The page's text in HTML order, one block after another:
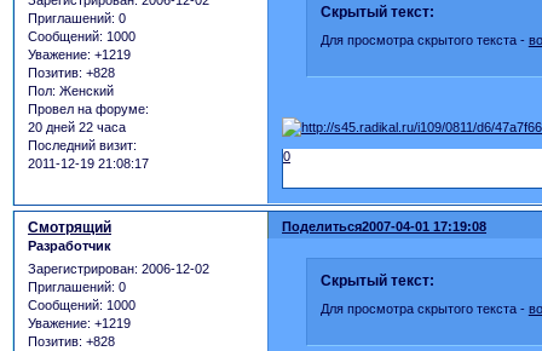
Приглашений: 0
Сообщений: 1000
Уважение: +1219
Позитив: +828
Пол: Женский
Провел на форуме:
20 дней 22 часа
Последний визит:
2011-12-19 21:08:17
Скрытый текст:
Для просмотра скрытого текста -
0
Поделиться2007-04-01 17:19:08
Смотрящий
Разработчик
Зарегистрирован: 2006-12-02
Приглашений: 0
Сообщений: 1000
Уважение: +1219
Позитив: +828
Скрытый текст:
Для просмотра скрытого текста -